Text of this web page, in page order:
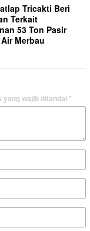
Tricakti Beri
Terkait
53 Ton Pasir
Merbau
yang wajib ditandai*